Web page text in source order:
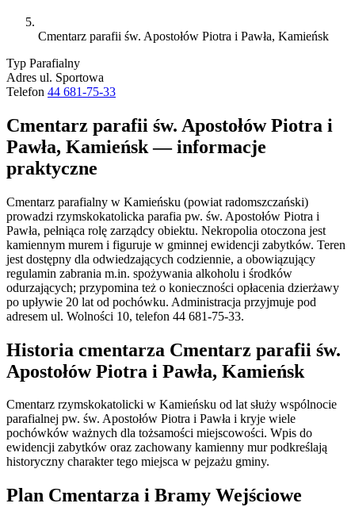
Cmentarz parafii św. Apostołów Piotra i Pawła, Kamieńsk
Typ Parafialny
Adres ul. Sportowa
Telefon 44 681-75-33
Cmentarz parafii św. Apostołów Piotra i
Pawła, Kamieńsk — informacje
praktyczne
Cmentarz parafialny w Kamieńsku (powiat radomszczański)
prowadzi rzymskokatolicka parafia pw. św. Apostołów Piotra i
Pawła, pełniąca rolę zarządcy obiektu. Nekropolia otoczona jest
kamiennym murem i figuruje w gminnej ewidencji zabytków. Teren
jest dostępny dla odwiedzających codziennie, a obowiązujący
regulamin zabrania m.in. spożywania alkoholu i środków
odurzających; przypomina też o konieczności opłacenia dzierżawy
po upływie 20 lat od pochówku. Administracja przyjmuje pod
adresem ul. Wolności 10, telefon 44 681-75-33.
Historia cmentarza Cmentarz parafii św.
Apostołów Piotra i Pawła, Kamieńsk
Cmentarz rzymskokatolicki w Kamieńsku od lat służy wspólnocie
parafialnej pw. św. Apostołów Piotra i Pawła i kryje wiele
pochówków ważnych dla tożsamości miejscowości. Wpis do
ewidencji zabytków oraz zachowany kamienny mur podkreślają
historyczny charakter tego miejsca w pejzażu gminy.
Plan Cmentarza i Bramy Wejściowe